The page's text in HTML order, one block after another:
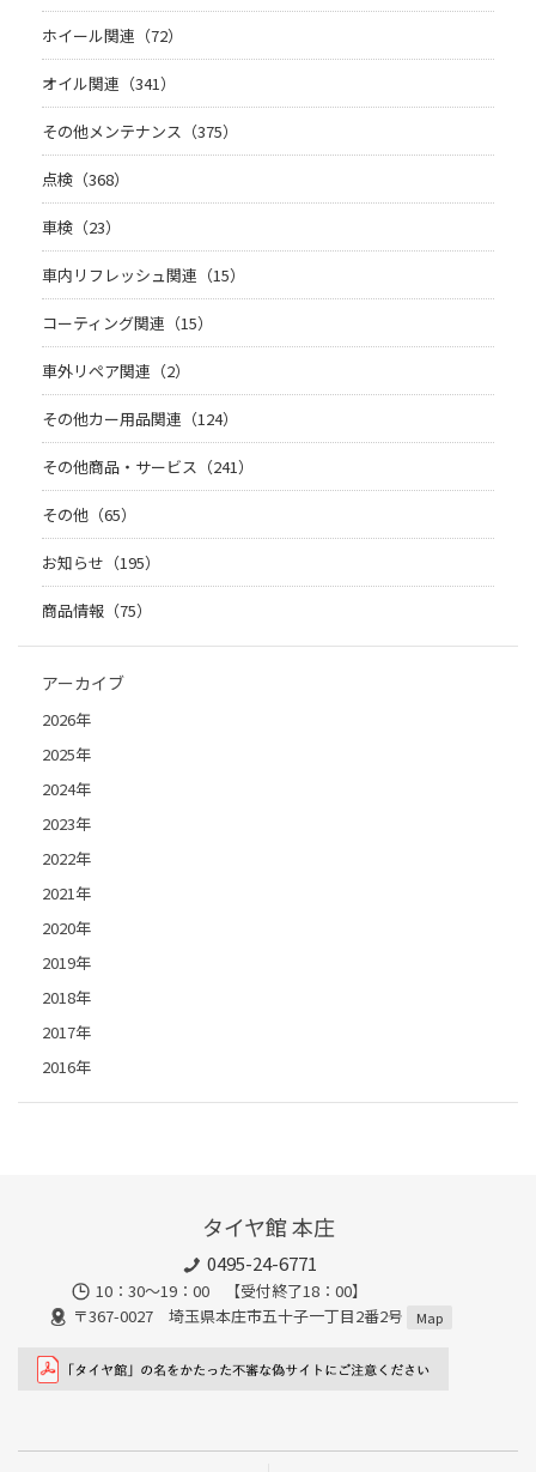
ホイール関連（72）
オイル関連（341）
その他メンテナンス（375）
点検（368）
車検（23）
車内リフレッシュ関連（15）
コーティング関連（15）
車外リペア関連（2）
その他カー用品関連（124）
その他商品・サービス（241）
その他（65）
お知らせ（195）
商品情報（75）
アーカイブ
2026年
2025年
2024年
2023年
2022年
2021年
2020年
2019年
2018年
2017年
2016年
タイヤ館 本庄
0495-24-6771
10：30～19：00 【受付終了18：00】
〒367-0027 埼玉県本庄市五十子一丁目2番2号
Map